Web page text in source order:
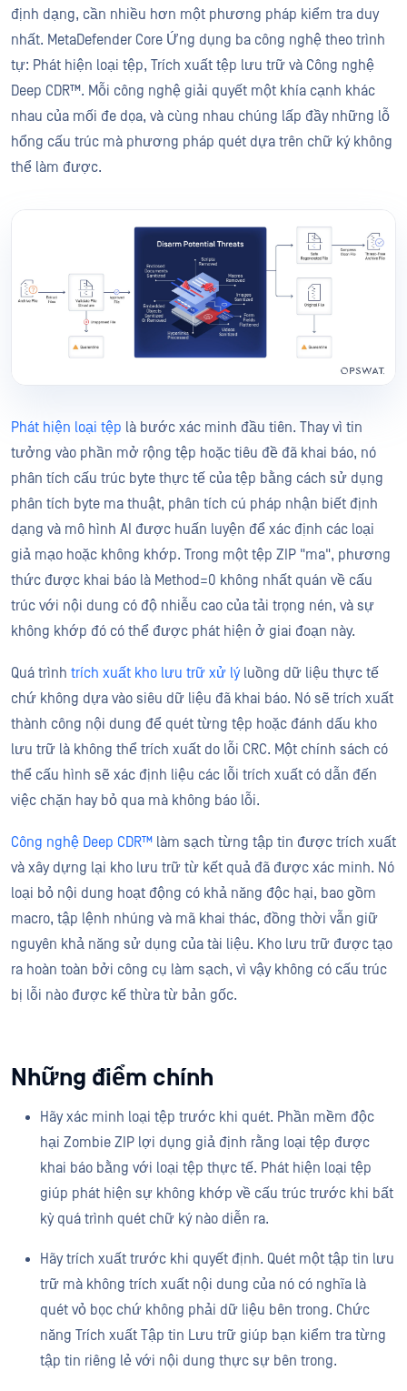
định dạng, cần nhiều hơn một phương pháp kiểm tra duy
nhất. MetaDefender Core Ứng dụng ba công nghệ theo trình
tự: Phát hiện loại tệp, Trích xuất tệp lưu trữ và Công nghệ
Deep CDR™. Mỗi công nghệ giải quyết một khía cạnh khác
nhau của mối đe dọa, và cùng nhau chúng lấp đầy những lỗ
hổng cấu trúc mà phương pháp quét dựa trên chữ ký không
thể làm được.
Phát hiện loại tệp là bước xác minh đầu tiên. Thay vì tin
tưởng vào phần mở rộng tệp hoặc tiêu đề đã khai báo, nó
phân tích cấu trúc byte thực tế của tệp bằng cách sử dụng
phân tích byte ma thuật, phân tích cú pháp nhận biết định
dạng và mô hình AI được huấn luyện để xác định các loại
giả mạo hoặc không khớp. Trong một tệp ZIP "ma", phương
thức được khai báo là Method=0 không nhất quán về cấu
trúc với nội dung có độ nhiễu cao của tải trọng nén, và sự
không khớp đó có thể được phát hiện ở giai đoạn này.
Quá trình trích xuất kho lưu trữ xử lýluồng dữ liệu thực tế
chứ không dựa vào siêu dữ liệu đã khai báo. Nó sẽ trích xuất
thành công nội dung để quét từng tệp hoặc đánh dấu kho
lưu trữ là không thể trích xuất do lỗi CRC. Một chính sách có
thể cấu hình sẽ xác định liệu các lỗi trích xuất có dẫn đến
việc chặn hay bỏ qua mà không báo lỗi.
Công nghệ Deep CDR™ làm sạch từng tập tin được trích xuất
và xây dựng lại kho lưu trữ từ kết quả đã được xác minh. Nó
loại bỏ nội dung hoạt động có khả năng độc hại, bao gồm
macro, tập lệnh nhúng và mã khai thác, đồng thời vẫn giữ
nguyên khả năng sử dụng của tài liệu. Kho lưu trữ được tạo
ra hoàn toàn bởi công cụ làm sạch, vì vậy không có cấu trúc
bị lỗi nào được kế thừa từ bản gốc.
Những điểm chính
Hãy xác minh loại tệp trước khi quét. Phần mềm độc
hại Zombie ZIP lợi dụng giả định rằng loại tệp được
khai báo bằng với loại tệp thực tế. Phát hiện loại tệp
giúp phát hiện sự không khớp về cấu trúc trước khi bất
kỳ quá trình quét chữ ký nào diễn ra.
Hãy trích xuất trước khi quyết định. Quét một tập tin lưu
trữ mà không trích xuất nội dung của nó có nghĩa là
quét vỏ bọc chứ không phải dữ liệu bên trong. Chức
năng Trích xuất Tập tin Lưu trữ giúp bạn kiểm tra từng
tập tin riêng lẻ với nội dung thực sự bên trong.